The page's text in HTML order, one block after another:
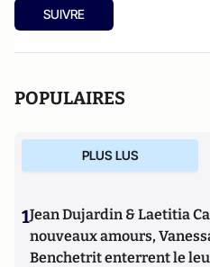
régulièrement dans
Petites expériences de
d'imagination débordante qui
SUIVRE
POPULAIRES
PLUS LUS
1Jean Dujardin & Laetitia
nouveaux amours,
Benchetrit enterrent le